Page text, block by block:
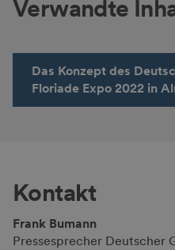
Verwandte
Das Konzept des
Floriade Expo 2022 in
Kontakt
Frank Bumann
Pressesprecher Deutscher